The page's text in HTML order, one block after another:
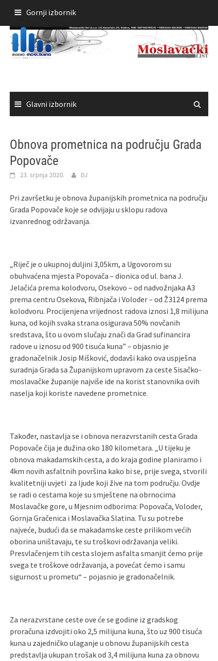
sadržaja
Gornji izbornik
Glavni izbornik
Obnova prometnica na području Grada
Popovače
23. srpnja 2020. DJ
Pri završetku je obnova županijskih prometnica na području
Grada Popovače koje se odvijaju u sklopu radova
izvanrednog održavanja.
„Riječ je o ukupnoj duljini 3,05km, a Ugovorom su
obuhvaćena mjesta Popovača – dionica od ul. bana J.
Jelačića prema kolodvoru, Osekovo – od nadvožnjaka A3
prema centru Osekova, Ribnjača i Voloder – od Ž3124 prema
kolodvoru. Procijenjena vrijednost radova iznosi 1,8 milijuna
kuna, od kojih svaka strana osigurava 50% novčanih
sredstava, što u ovom slučaju znači da Grad sufinancira
radove u iznosu od 900 tisuća kuna” – objasnio je
gradonačelnik Josip Mišković, dodavši kako ova uspješna
suradnja Grada sa Županijskom upravom za ceste Sisačko-
moslavačke županije najviše ide na korist stanovnika ovih
naselja koji koriste navedene prometnice.
Također, nastavlja se i obnova nerazvrstanih cesta Grada
Popovače čija je dužina oko 180 kilometara. „U tijeku je
obnova makadamskih cesta, a do kraja godine planiramo i
4km novih asfaltnih površina kako bi se, prije svega, stvorili
kvalitetniji uvjeti za ljude koji žive na tom području. Ovdje
se radi o cestama koje su smještene na obrnocima
Moslavačke gore, u Mjesnim odborima: Popovača, Voloder,
Gornja Gračenica i Moslavačka Slatina. Tu su potrebe
najveće, budući da se makadamske ceste prilikom većih
oborina uništavaju, te su troškovi održavanja veliki.
Presvlačenjem tih cesta slojem asfalta smanjit ćemo prije
svega te troškove održavanja, a povećat ćemo i samu
sigurnost u prometu“ – pojasnio je gradonačelnik.
Za nerazvrstane ceste ove će se godine iz gradskog
proračuna izdvojiti oko 2,5 milijuna kuna, što uz 900 tisuća
kuna u zajedničko ulaganje u obnovu županijskih cesta
predstavlja ukupan trošak od 3,4 milijuna kuna za obnovu